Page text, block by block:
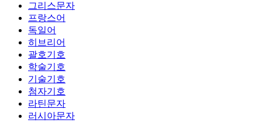
그리스문자
프랑스어
독일어
히브리어
괄호기호
학술기호
기술기호
첨자기호
라틴문자
러시아문자